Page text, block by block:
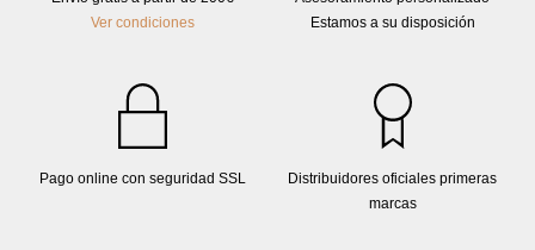
Ver condiciones
Estamos a su disposición
Pago online con seguridad SSL
Distribuidores oficiales primeras
marcas